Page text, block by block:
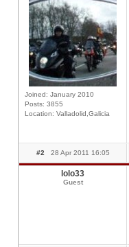
Joined: January 2010
Posts: 3855
Location: Valladolid,Galicia
#2 28 Apr 2011 16:05
lolo33
Guest